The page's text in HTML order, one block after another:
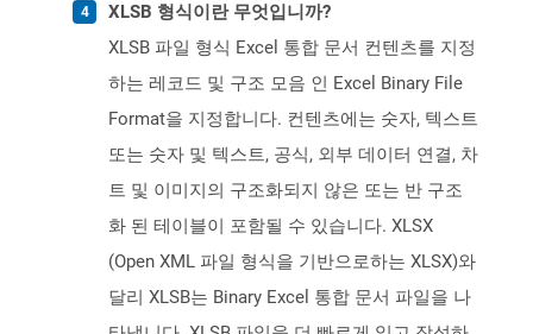
XLSB 형식이란 무엇입니까?
XLSB 파일 형식 Excel 통합 문서 컨텐츠를 지정
하는 레코드 및 구조 모음 인 Excel Binary File
Format을 지정합니다. 컨텐츠에는 숫자, 텍스트
또는 숫자 및 텍스트, 공식, 외부 데이터 연결, 차
트 및 이미지의 구조화되지 않은 또는 반 구조
화 된 테이블이 포함될 수 있습니다. XLSX
(Open XML 파일 형식을 기반으로하는 XLSX)와
달리 XLSB는 Binary Excel 통합 문서 파일을 나